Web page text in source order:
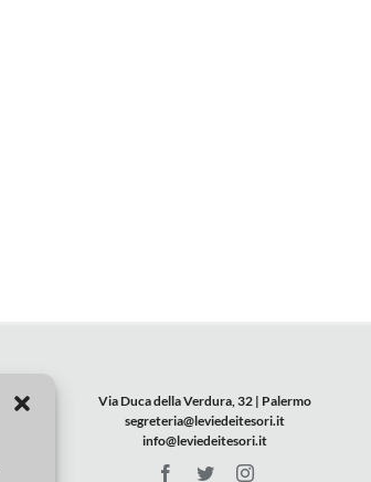
Via Duca della Verdura, 32 | Palermo
segreteria@leviedeitesori.it
info@leviedeitesori.it